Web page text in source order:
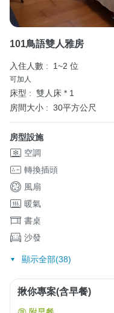
101鳥語雙人雅房
入住人數 : 1~2 位
可加人
床型 : 雙人床 * 1
房間大小 : 30平方公尺
房型設施
空調
轉換插頭
風扇
暖氣
書桌
沙發
顯示全部(38)
揪你專案(含早餐)